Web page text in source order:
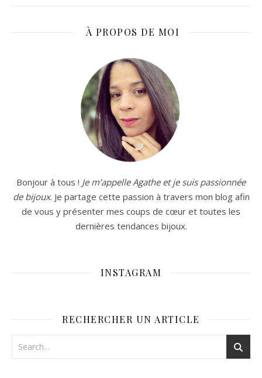
À PROPOS DE MOI
Bonjour à tous ! Je m’appelle Agathe et je suis passionnée
de bijoux. Je partage cette passion à travers mon blog afin
de vous y présenter mes coups de cœur et toutes les
dernières tendances bijoux.
INSTAGRAM
RECHERCHER UN ARTICLE